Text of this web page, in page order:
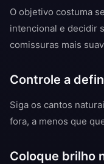
O objetivo costuma
intencional e decidir
comissuras mais
Controle a
Siga os cantos
fora, a menos que
Coloque brilho